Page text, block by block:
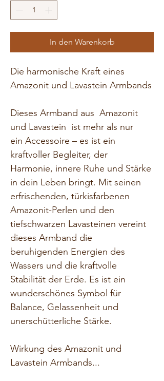
In den Warenkorb
Die harmonische Kraft eines
Amazonit und Lavastein Armbands
Dieses Armband aus  Amazonit
und Lavastein  ist mehr als nur
ein Accessoire – es ist ein
kraftvoller Begleiter, der
Harmonie, innere Ruhe und Stärke
in dein Leben bringt. Mit seinen
erfrischenden, türkisfarbenen
Amazonit-Perlen und den
tiefschwarzen Lavasteinen vereint
dieses Armband die
beruhigenden Energien des
Wassers und die kraftvolle
Stabilität der Erde. Es ist ein
wunderschönes Symbol für
Balance, Gelassenheit und
unerschütterliche Stärke.
Wirkung des Amazonit und
Lavastein Armbands...